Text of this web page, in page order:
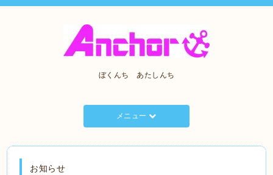
ぼくんち あたしんち
メニュー
お知らせ